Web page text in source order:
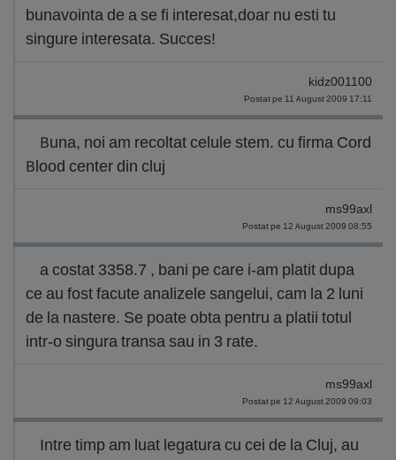
bunavointa de a se fi interesat,doar nu esti tu
singure interesata. Succes!
kidz001100
Postat pe 11 August 2009 17:11
Buna, noi am recoltat celule stem. cu firma Cord
Blood center din cluj
ms99axl
Postat pe 12 August 2009 08:55
a costat 3358.7 , bani pe care i-am platit dupa
ce au fost facute analizele sangelui, cam la 2 luni
de la nastere. Se poate obta pentru a platii totul
intr-o singura transa sau in 3 rate.
ms99axl
Postat pe 12 August 2009 09:03
Intre timp am luat legatura cu cei de la Cluj, au